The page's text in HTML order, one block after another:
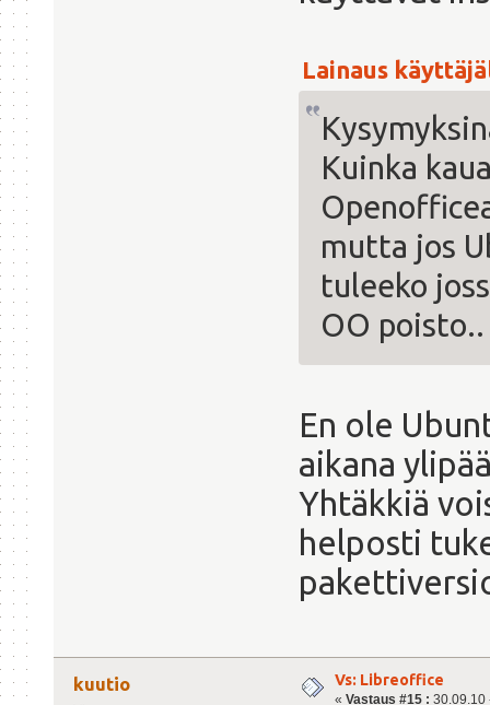
Lainaus
Kuinka
mutta jos
tuleeko
OO poisto..
En ole
aikana
Yhtäkkiä
helposti
kuutio Vs: Libreoffice
« Vastaus #15 : 30.09.10